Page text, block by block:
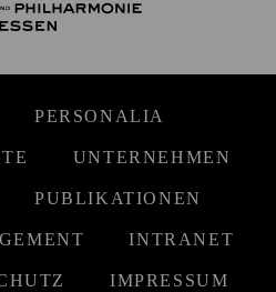
PERSONALIA
UNTERNEHMEN
PUBLIKATIONEN
INTRANET
IMPRESSUM